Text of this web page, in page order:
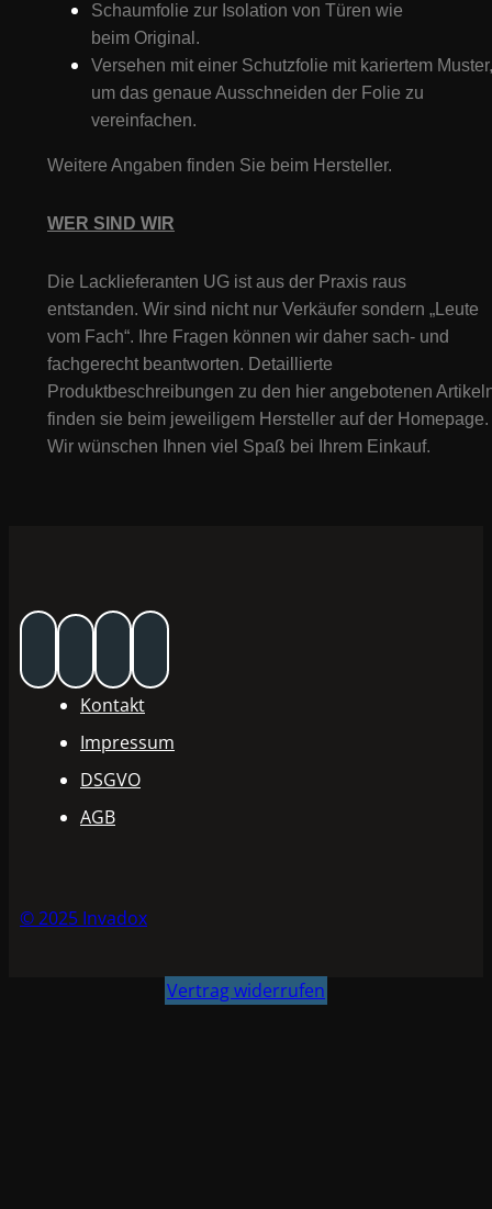
Schaumfolie zur Isolation von Türen wie
beim Original.
Versehen mit einer Schutzfolie mit kariertem Muster,
um das genaue Ausschneiden der Folie zu
vereinfachen.
Weitere Angaben finden Sie beim Hersteller.
WER SIND WIR
Die Lacklieferanten UG ist aus der Praxis raus
entstanden. Wir sind nicht nur Verkäufer sondern „Leute
vom Fach“. Ihre Fragen können wir daher sach- und
fachgerecht beantworten. Detaillierte
Produktbeschreibungen zu den hier angebotenen
finden sie beim jeweiligem Hersteller auf der Homepage.
Wir wünschen Ihnen viel Spaß bei Ihrem Einkauf.
Kontakt
Impressum
DSGVO
AGB
© 2025 Invadox
Vertrag widerrufen